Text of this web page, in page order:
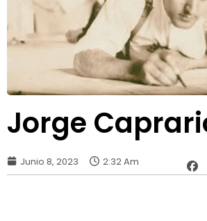
Jorge
Junio 8, 2023 2:32 Am